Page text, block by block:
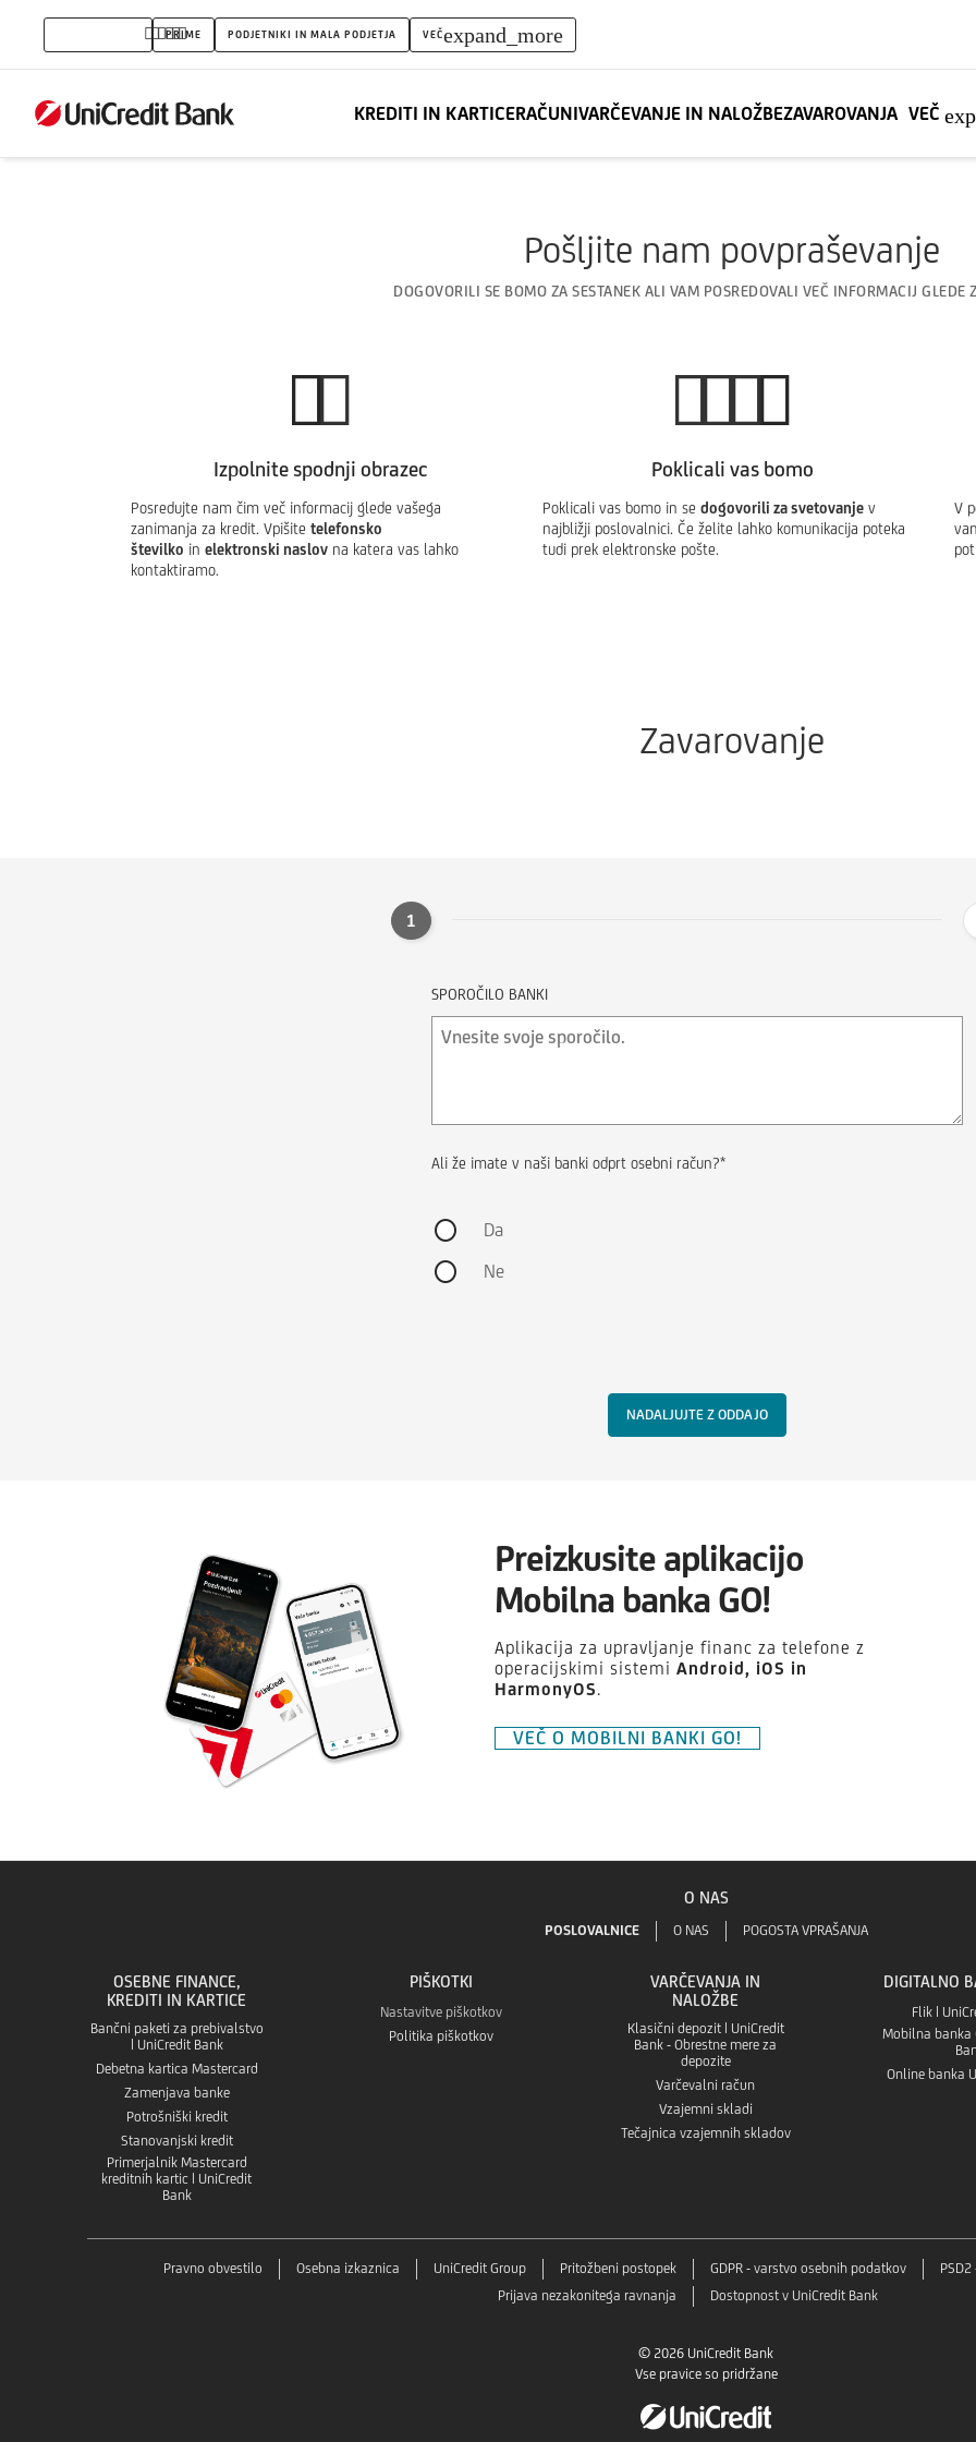
Obrazec
|
Zavarovanje
PRIME PODJETNIKI IN MALA PODJETJA VEČexpand_more
KREDITI IN KARTICERAČUNIVARČEVANJE IN NALOŽBEZAVAROVANJA VEČ
Pošljite nam povpraševanje
DOGOVORILI SE BOMO ZA SESTANEK ALI VAM POSREDOVALI VEČ INFORMACIJ GLEDE
Izpolnite spodnji obrazec
Posredujte nam čim več informacij glede vašega
zanimanja za kredit. Vpišite telefonsko
številko in elektronski naslov na katera vas lahko
kontaktiramo.
Poklicali vas bomo
Poklicali vas bomo in se dogovorili za svetovanje v
najbližji poslovalnici. Če želite lahko komunikacija poteka
tudi prek elektronske pošte.
V
Zavarovanje
1
SPOROČILO BANKI
Ali že imate v naši banki odprt osebni račun?*
Da
Ne
Preizkusite aplikacijo
Mobilna banka GO!
Aplikacija za upravljanje financ za telefone z
operacijskimi sistemi Android, iOS in
HarmonyOS.
VEČ O MOBILNI BANKI GO!
O NAS
POSLOVALNICE O NAS POGOSTA VPRAŠANJA
OSEBNE FINANCE,
KREDITI IN KARTICE
Bančni paketi za prebivalstvo
| UniCredit Bank
Debetna kartica Mastercard
Zamenjava banke
Potrošniški kredit
Stanovanjski kredit
Primerjalnik Mastercard
kreditnih kartic | UniCredit
Bank
PIŠKOTKI
Nastavitve piškotkov
Politika piškotkov
VARČEVANJA IN
NALOŽBE
Klasični depozit | UniCredit
Bank - Obrestne mere za
depozite
Varčevalni račun
Vzajemni skladi
Tečajnica vzajemnih skladov
DIGITALNO
Flik |
Mobilna banka
Online banka
Pravno obvestilo Osebna izkaznica UniCredit Group Pritožbeni postopek GDPR - varstvo osebnih podatkov
Prijava nezakonitega ravnanja
Dostopnost v UniCredit Bank
© 2026 UniCredit Bank
Vse pravice so pridržane